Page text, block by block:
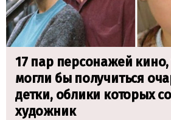
17 пар персонажей
могли бы получиться
детки, облики которых
художник